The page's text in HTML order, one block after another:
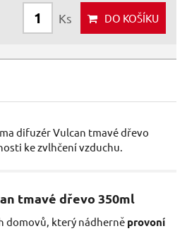
Ks DO KOŠÍKU
difuzér Vulcan tmavé dřevo
ke zvlhčení vzduchu.
tmavé dřevo 350ml
domovů, který nádherně provoní